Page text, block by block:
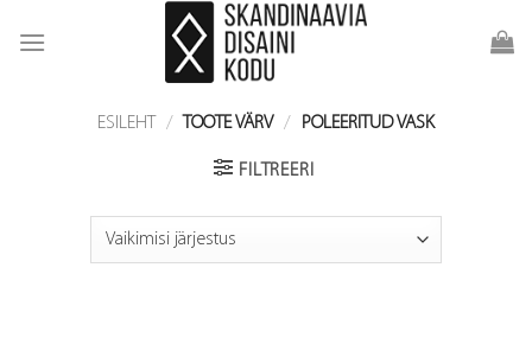
ESILEHT / TOOTE VÄRV / POLEERITUD VASK
FILTREERI